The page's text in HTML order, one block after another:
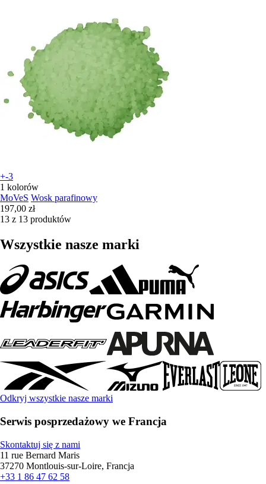
+-3
1 kolorów
MoVeS Wosk parafinowy
197,00 zł
13 z 13 produktów
Wszystkie nasze marki
Odkryj wszystkie nasze marki
Serwis posprzedażowy we Francja
Skontaktuj się z nami
11 rue Bernard Maris
37270 Montlouis-sur-Loire, Francja
+33 1 86 47 62 58